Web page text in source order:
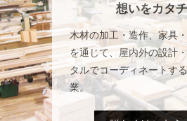
想いをカタ
木材の加工・造作、家具
を通じて、屋内外の設計
タルでコーディネートす
業。